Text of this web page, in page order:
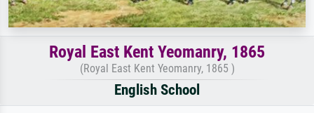
Royal East Kent Yeomanry, 1865
(Royal East Kent Yeomanry, 1865 )
English School